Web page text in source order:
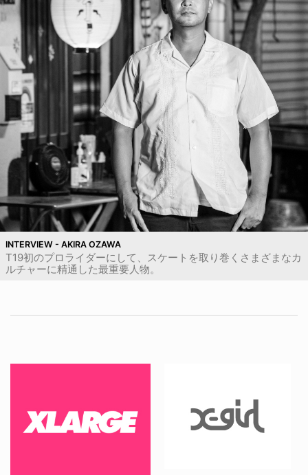
INTERVIEW - AKIRA OZAWA
T19初のプロライダーにして、スケートを取り巻くさまざまなカ
ルチャーに精通した最重要人物。